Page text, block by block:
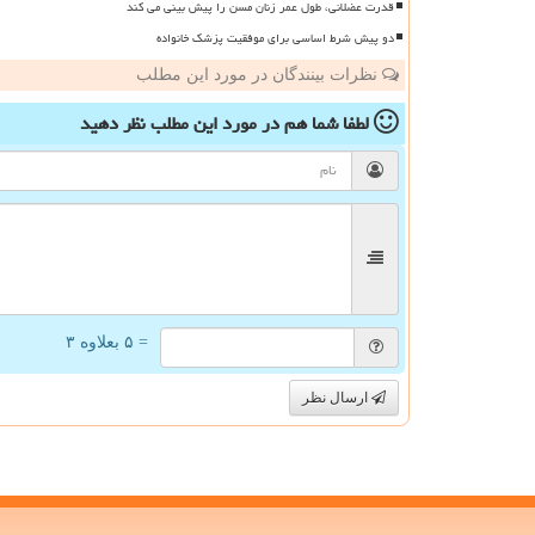
قدرت عضلانی، طول عمر زنان مسن را پیش بینی می کند
دو پیش شرط اساسی برای موفقیت پزشک خانواده
نظرات بینندگان در مورد این مطلب
لطفا شما همدر مورد این مطلبنظر دهید
= ۵ بعلاوه ۳
ارسال نظر